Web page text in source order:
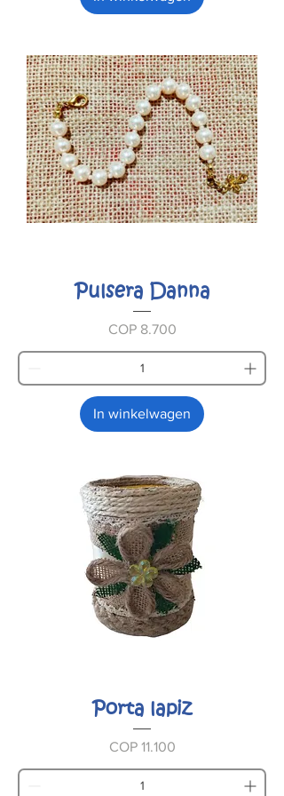
Pulsera Danna
Prijs
COP 8.700
In winkelwagen
Porta lapiz
Prijs
COP 11.100